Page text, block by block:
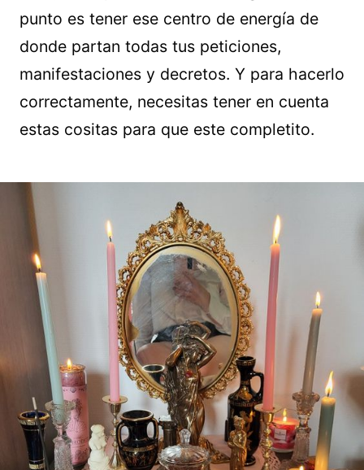
punto es tener ese centro de energía de
donde partan todas tus peticiones,
manifestaciones y decretos. Y para hacerlo
correctamente, necesitas tener en cuenta
estas cositas para que este completito.